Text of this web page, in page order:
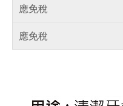
應免稅
應免稅